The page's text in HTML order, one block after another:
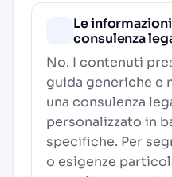
Le
consulenza
No. I contenuti
guida generiche e
una consulenza
personalizzato in
specifiche. Per
o esigenze